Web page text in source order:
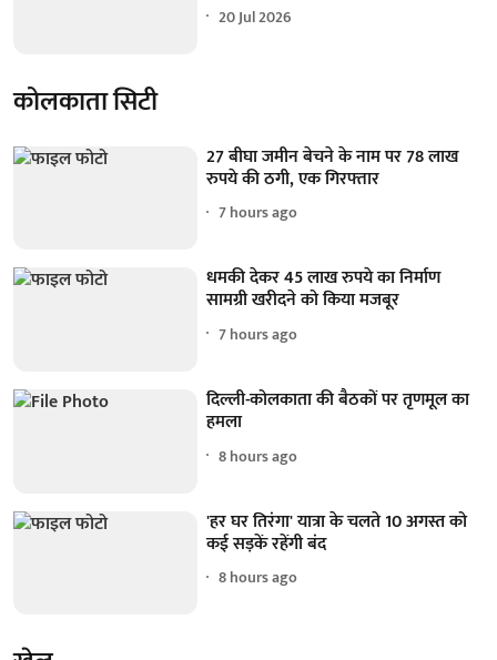
20 Jul 2026
कोलकाता सिटी
27 बीघा जमीन बेचने के नाम पर 78 लाख
रुपये की ठगी, एक गिरफ्तार
7 hours ago
धमकी देकर 45 लाख रुपये का निर्माण
सामग्री खरीदने को किया मजबूर
7 hours ago
दिल्ली-कोलकाता की बैठकों पर तृणमूल का
हमला
8 hours ago
'हर घर तिरंगा' यात्रा के चलते 10 अगस्त को
कई सड़कें रहेंगी बंद
8 hours ago